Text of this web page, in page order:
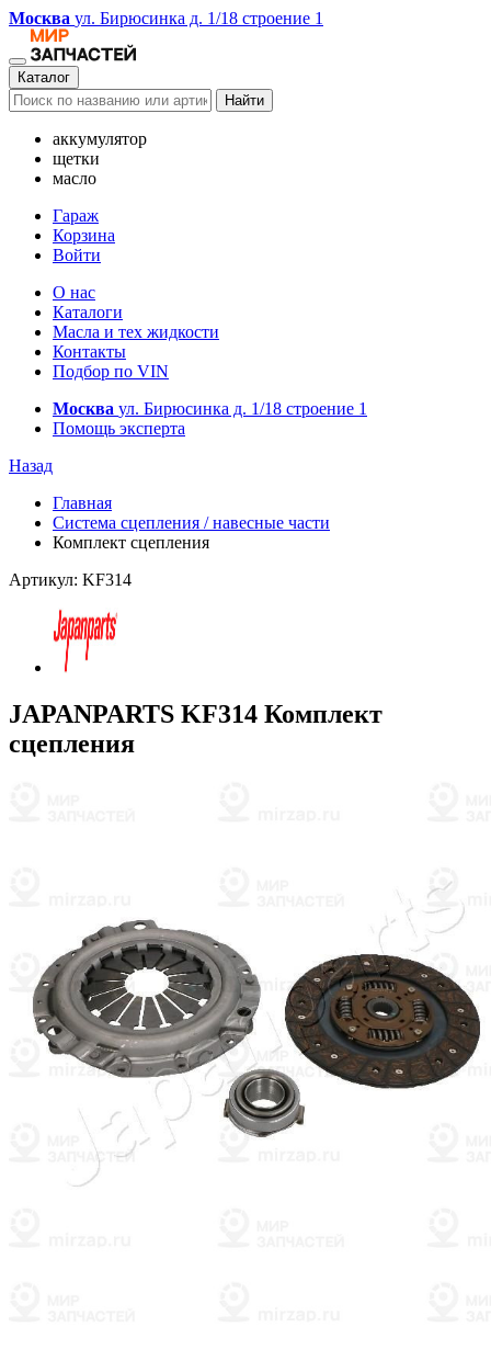
Москва ул. Бирюсинка д. 1/18 строение 1
Каталог
Найти
аккумулятор
щетки
масло
Гараж
Корзина
Войти
О нас
Каталоги
Масла и тех жидкости
Контакты
Подбор по VIN
Москва ул. Бирюсинка д. 1/18 строение 1
Помощь эксперта
Назад
Главная
Система сцепления / навесные части
Комплект сцепления
Артикул: KF314
JAPANPARTS KF314 Комплект
сцепления